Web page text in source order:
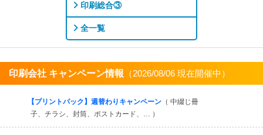
印刷総合③
全一覧
印刷会社 キャンペーン情報 （2026/08/06 現在開催中）
【プリントパック】週替わりキャンペーン （ 中綴じ冊
子、チラシ、封筒、ポストカード、… ）